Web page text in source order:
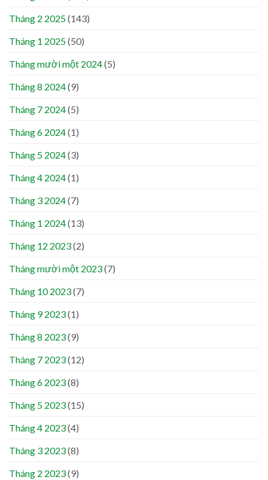
Tháng 2 2025(143)
Tháng 1 2025(50)
Tháng mười một 2024(5)
Tháng 8 2024(9)
Tháng 7 2024(5)
Tháng 6 2024(1)
Tháng 5 2024(3)
Tháng 4 2024(1)
Tháng 3 2024(7)
Tháng 1 2024(13)
Tháng 12 2023(2)
Tháng mười một 2023(7)
Tháng 10 2023(7)
Tháng 9 2023(1)
Tháng 8 2023(9)
Tháng 7 2023(12)
Tháng 6 2023(8)
Tháng 5 2023(15)
Tháng 4 2023(4)
Tháng 3 2023(8)
Tháng 2 2023(9)